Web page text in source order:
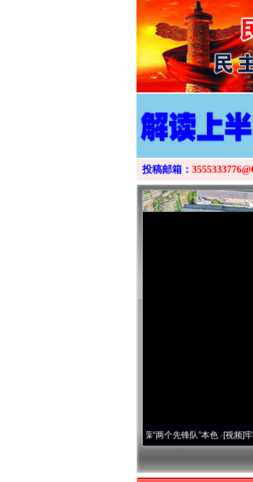
投稿邮箱：
永葆“两个先锋队”本色·[视频] 牢记初